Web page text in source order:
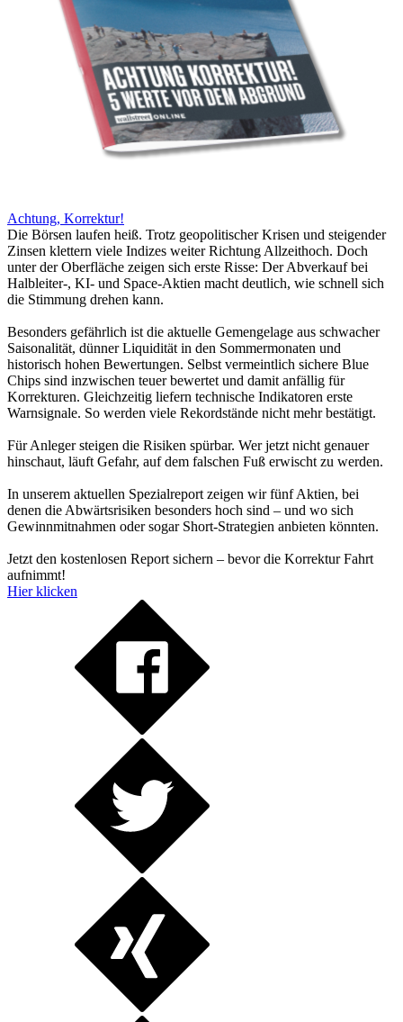
Achtung, Korrektur!
Die Börsen laufen heiß. Trotz geopolitischer Krisen und steigender
Zinsen klettern viele Indizes weiter Richtung Allzeithoch. Doch
unter der Oberfläche zeigen sich erste Risse: Der Abverkauf bei
Halbleiter-, KI- und Space-Aktien macht deutlich, wie schnell sich
die Stimmung drehen kann.
Besonders gefährlich ist die aktuelle Gemengelage aus schwacher
Saisonalität, dünner Liquidität in den Sommermonaten und
historisch hohen Bewertungen. Selbst vermeintlich sichere Blue
Chips sind inzwischen teuer bewertet und damit anfällig für
Korrekturen. Gleichzeitig liefern technische Indikatoren erste
Warnsignale. So werden viele Rekordstände nicht mehr bestätigt.
Für Anleger steigen die Risiken spürbar. Wer jetzt nicht genauer
hinschaut, läuft Gefahr, auf dem falschen Fuß erwischt zu werden.
In unserem aktuellen Spezialreport zeigen wir fünf Aktien, bei
denen die Abwärtsrisiken besonders hoch sind – und wo sich
Gewinnmitnahmen oder sogar Short-Strategien anbieten könnten.
Jetzt den kostenlosen Report sichern – bevor die Korrektur Fahrt
aufnimmt!
Hier klicken